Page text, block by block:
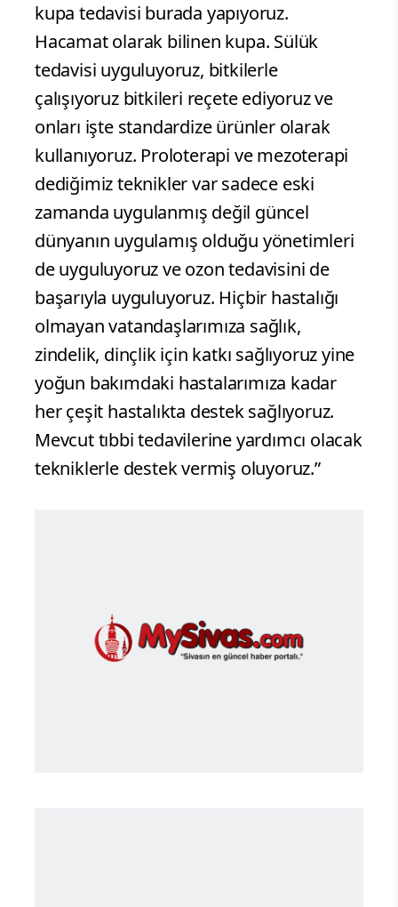
kupa tedavisi burada yapıyoruz.
Hacamat olarak bilinen kupa. Sülük
tedavisi uyguluyoruz, bitkilerle
çalışıyoruz bitkileri reçete ediyoruz ve
onları işte standardize ürünler olarak
kullanıyoruz. Proloterapi ve mezoterapi
dediğimiz teknikler var sadece eski
zamanda uygulanmış değil güncel
dünyanın uygulamış olduğu yönetimleri
de uyguluyoruz ve ozon tedavisini de
başarıyla uyguluyoruz. Hiçbir hastalığı
olmayan vatandaşlarımıza sağlık,
zindelik, dinçlik için katkı sağlıyoruz yine
yoğun bakımdaki hastalarımıza kadar
her çeşit hastalıkta destek sağlıyoruz.
Mevcut tıbbi tedavilerine yardımcı olacak
tekniklerle destek vermiş oluyoruz.”